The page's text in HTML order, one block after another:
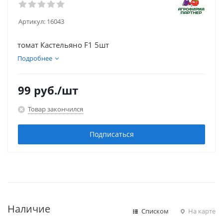
Артикул: 16043
томат Кастельяно F1 5шт
Подробнее
99 руб./шт
Товар закончился
Подписаться
Наличие Списком На карте